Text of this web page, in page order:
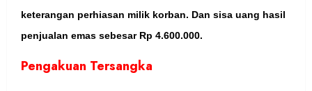
keterangan perhiasan milik korban. Dan sisa uang hasil
penjualan emas sebesar Rp 4.600.000.
Pengakuan Tersangka